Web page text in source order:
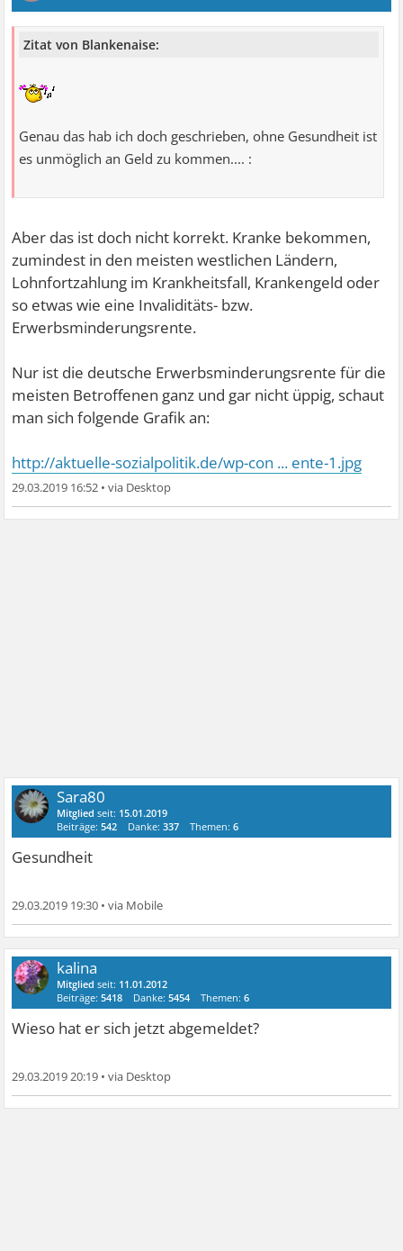
Zitat von Blankenaise:
Genau das hab ich doch geschrieben, ohne Gesundheit ist
es unmöglich an Geld zu kommen.... :
Aber das ist doch nicht korrekt. Kranke bekommen,
zumindest in den meisten westlichen Ländern,
Lohnfortzahlung im Krankheitsfall, Krankengeld oder
so etwas wie eine Invaliditäts- bzw.
Erwerbsminderungsrente.
Nur ist die deutsche Erwerbsminderungsrente für die
meisten Betroffenen ganz und gar nicht üppig, schaut
man sich folgende Grafik an:
http://aktuelle-sozialpolitik.de/wp-con ... ente-1.jpg
29.03.2019 16:52 •
Sara80
Mitglied seit: 15.01.2019
Beiträge:542 Danke:337 Themen:6
Gesundheit
29.03.2019 19:30 •
kalina
Mitglied seit: 11.01.2012
Beiträge:5418 Danke:5454 Themen:6
Wieso hat er sich jetzt abgemeldet?
29.03.2019 20:19 •